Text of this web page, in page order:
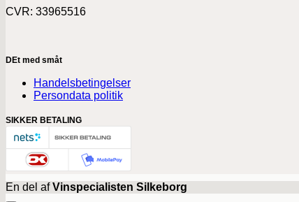
CVR: 33965516
DEt med småt
Handelsbetingelser
Persondata politik
SIKKER BETALING
En del afVinspecialisten Silkeborg